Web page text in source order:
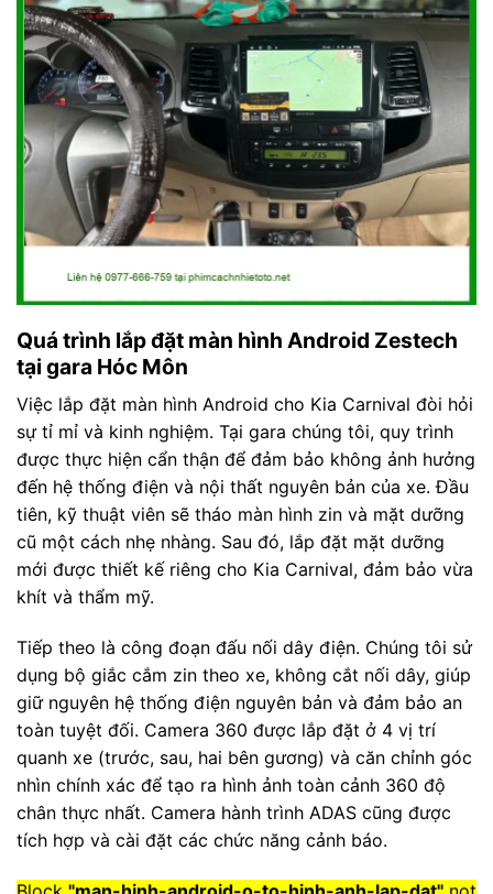
Quá trình lắp đặt màn hình Android Zestech
tại gara Hóc Môn
Việc lắp đặt màn hình Android cho Kia Carnival đòi hỏi
sự tỉ mỉ và kinh nghiệm. Tại gara chúng tôi, quy trình
được thực hiện cẩn thận để đảm bảo không ảnh hưởng
đến hệ thống điện và nội thất nguyên bản của xe. Đầu
tiên, kỹ thuật viên sẽ tháo màn hình zin và mặt dưỡng
cũ một cách nhẹ nhàng. Sau đó, lắp đặt mặt dưỡng
mới được thiết kế riêng cho Kia Carnival, đảm bảo vừa
khít và thẩm mỹ.
Tiếp theo là công đoạn đấu nối dây điện. Chúng tôi sử
dụng bộ giắc cắm zin theo xe, không cắt nối dây, giúp
giữ nguyên hệ thống điện nguyên bản và đảm bảo an
toàn tuyệt đối. Camera 360 được lắp đặt ở 4 vị trí
quanh xe (trước, sau, hai bên gương) và căn chỉnh góc
nhìn chính xác để tạo ra hình ảnh toàn cảnh 360 độ
chân thực nhất. Camera hành trình ADAS cũng được
tích hợp và cài đặt các chức năng cảnh báo.